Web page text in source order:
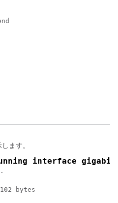
ます。
interface
bytes